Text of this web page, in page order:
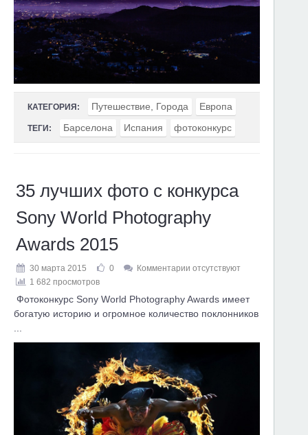
КАТЕГОРИЯ: Путешествие, Города Европа
ТЕГИ: Барселона Испания фотоконкурс
35 лучших фото с конкурса
Sony World Photography
Awards 2015
30 марта 2015 0
Комментарии отсутствуют
1 682 просмотров
Фотоконкурс Sony World Photography Awards имеет
богатую историю и огромное количество поклонников